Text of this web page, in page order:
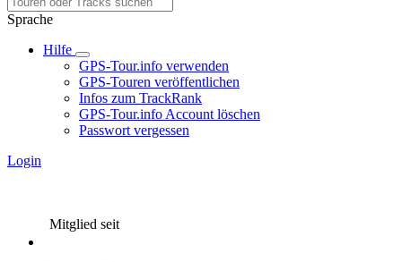
Sprache
Hilfe
GPS-Tour.info verwenden
GPS-Touren veröffentlichen
Infos zum TrackRank
GPS-Tour.info Account löschen
Passwort vergessen
Login
Mitglied seit